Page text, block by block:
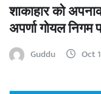
शाकाहार को
अपर्णा गोयल निगम
Guddu Oct